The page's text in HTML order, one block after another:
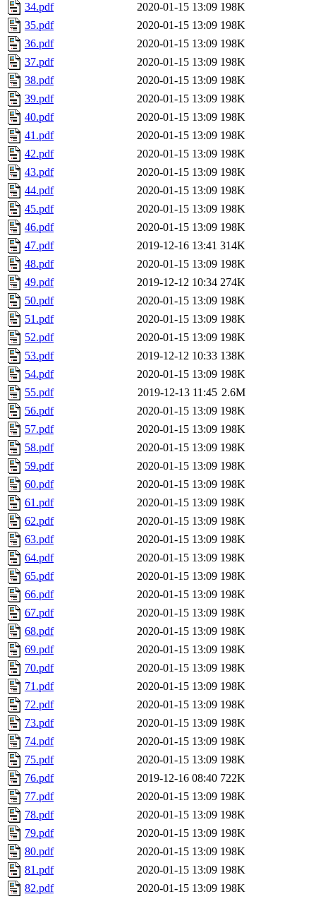
34.pdf
2020-01-15 13:09 198K
35.pdf
2020-01-15 13:09 198K
36.pdf
2020-01-15 13:09 198K
37.pdf
2020-01-15 13:09 198K
38.pdf
2020-01-15 13:09 198K
39.pdf
2020-01-15 13:09 198K
40.pdf
2020-01-15 13:09 198K
41.pdf
2020-01-15 13:09 198K
42.pdf
2020-01-15 13:09 198K
43.pdf
2020-01-15 13:09 198K
44.pdf
2020-01-15 13:09 198K
45.pdf
2020-01-15 13:09 198K
46.pdf
2020-01-15 13:09 198K
47.pdf
2019-12-16 13:41 314K
48.pdf
2020-01-15 13:09 198K
49.pdf
2019-12-12 10:34 274K
50.pdf
2020-01-15 13:09 198K
51.pdf
2020-01-15 13:09 198K
52.pdf
2020-01-15 13:09 198K
53.pdf
2019-12-12 10:33 138K
54.pdf
2020-01-15 13:09 198K
55.pdf
2019-12-13 11:45 2.6M
56.pdf
2020-01-15 13:09 198K
57.pdf
2020-01-15 13:09 198K
58.pdf
2020-01-15 13:09 198K
59.pdf
2020-01-15 13:09 198K
60.pdf
2020-01-15 13:09 198K
61.pdf
2020-01-15 13:09 198K
62.pdf
2020-01-15 13:09 198K
63.pdf
2020-01-15 13:09 198K
64.pdf
2020-01-15 13:09 198K
65.pdf
2020-01-15 13:09 198K
66.pdf
2020-01-15 13:09 198K
67.pdf
2020-01-15 13:09 198K
68.pdf
2020-01-15 13:09 198K
69.pdf
2020-01-15 13:09 198K
70.pdf
2020-01-15 13:09 198K
71.pdf
2020-01-15 13:09 198K
72.pdf
2020-01-15 13:09 198K
73.pdf
2020-01-15 13:09 198K
74.pdf
2020-01-15 13:09 198K
75.pdf
2020-01-15 13:09 198K
76.pdf
2019-12-16 08:40 722K
77.pdf
2020-01-15 13:09 198K
78.pdf
2020-01-15 13:09 198K
79.pdf
2020-01-15 13:09 198K
80.pdf
2020-01-15 13:09 198K
81.pdf
2020-01-15 13:09 198K
82.pdf
2020-01-15 13:09 198K